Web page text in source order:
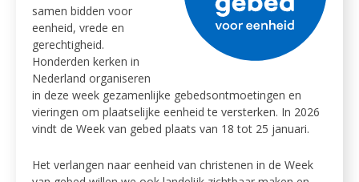
samen bidden voor
eenheid, vrede en
gerechtigheid.
Honderden kerken in
Nederland organiseren
in deze week gezamenlijke gebedsontmoetingen en
vieringen om plaatselijke eenheid te versterken. In 2026
vindt de Week van gebed plaats van 18 tot 25 januari.
Het verlangen naar eenheid van christenen in de Week